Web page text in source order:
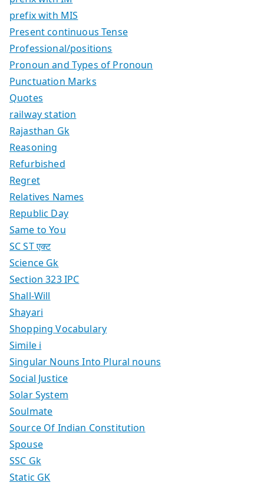
prefix with MIS
Present continuous Tense
Professional/positions
Pronoun and Types of Pronoun
Punctuation Marks
Quotes
railway station
Rajasthan Gk
Reasoning
Refurbished
Regret
Relatives Names
Republic Day
Same to You
SC ST एक्ट
Science Gk
Section 323 IPC
Shall-Will
Shayari
Shopping Vocabulary
Simile i
Singular Nouns Into Plural nouns
Social Justice
Solar System
Soulmate
Source Of Indian Constitution
Spouse
SSC Gk
Static GK